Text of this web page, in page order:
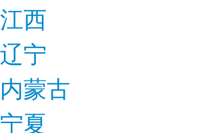
江西
辽宁
内蒙古
宁夏